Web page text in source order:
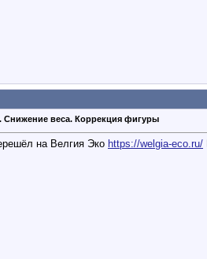
веса. Коррекция фигуры
на Велгия Эко https://welgia-eco.ru/